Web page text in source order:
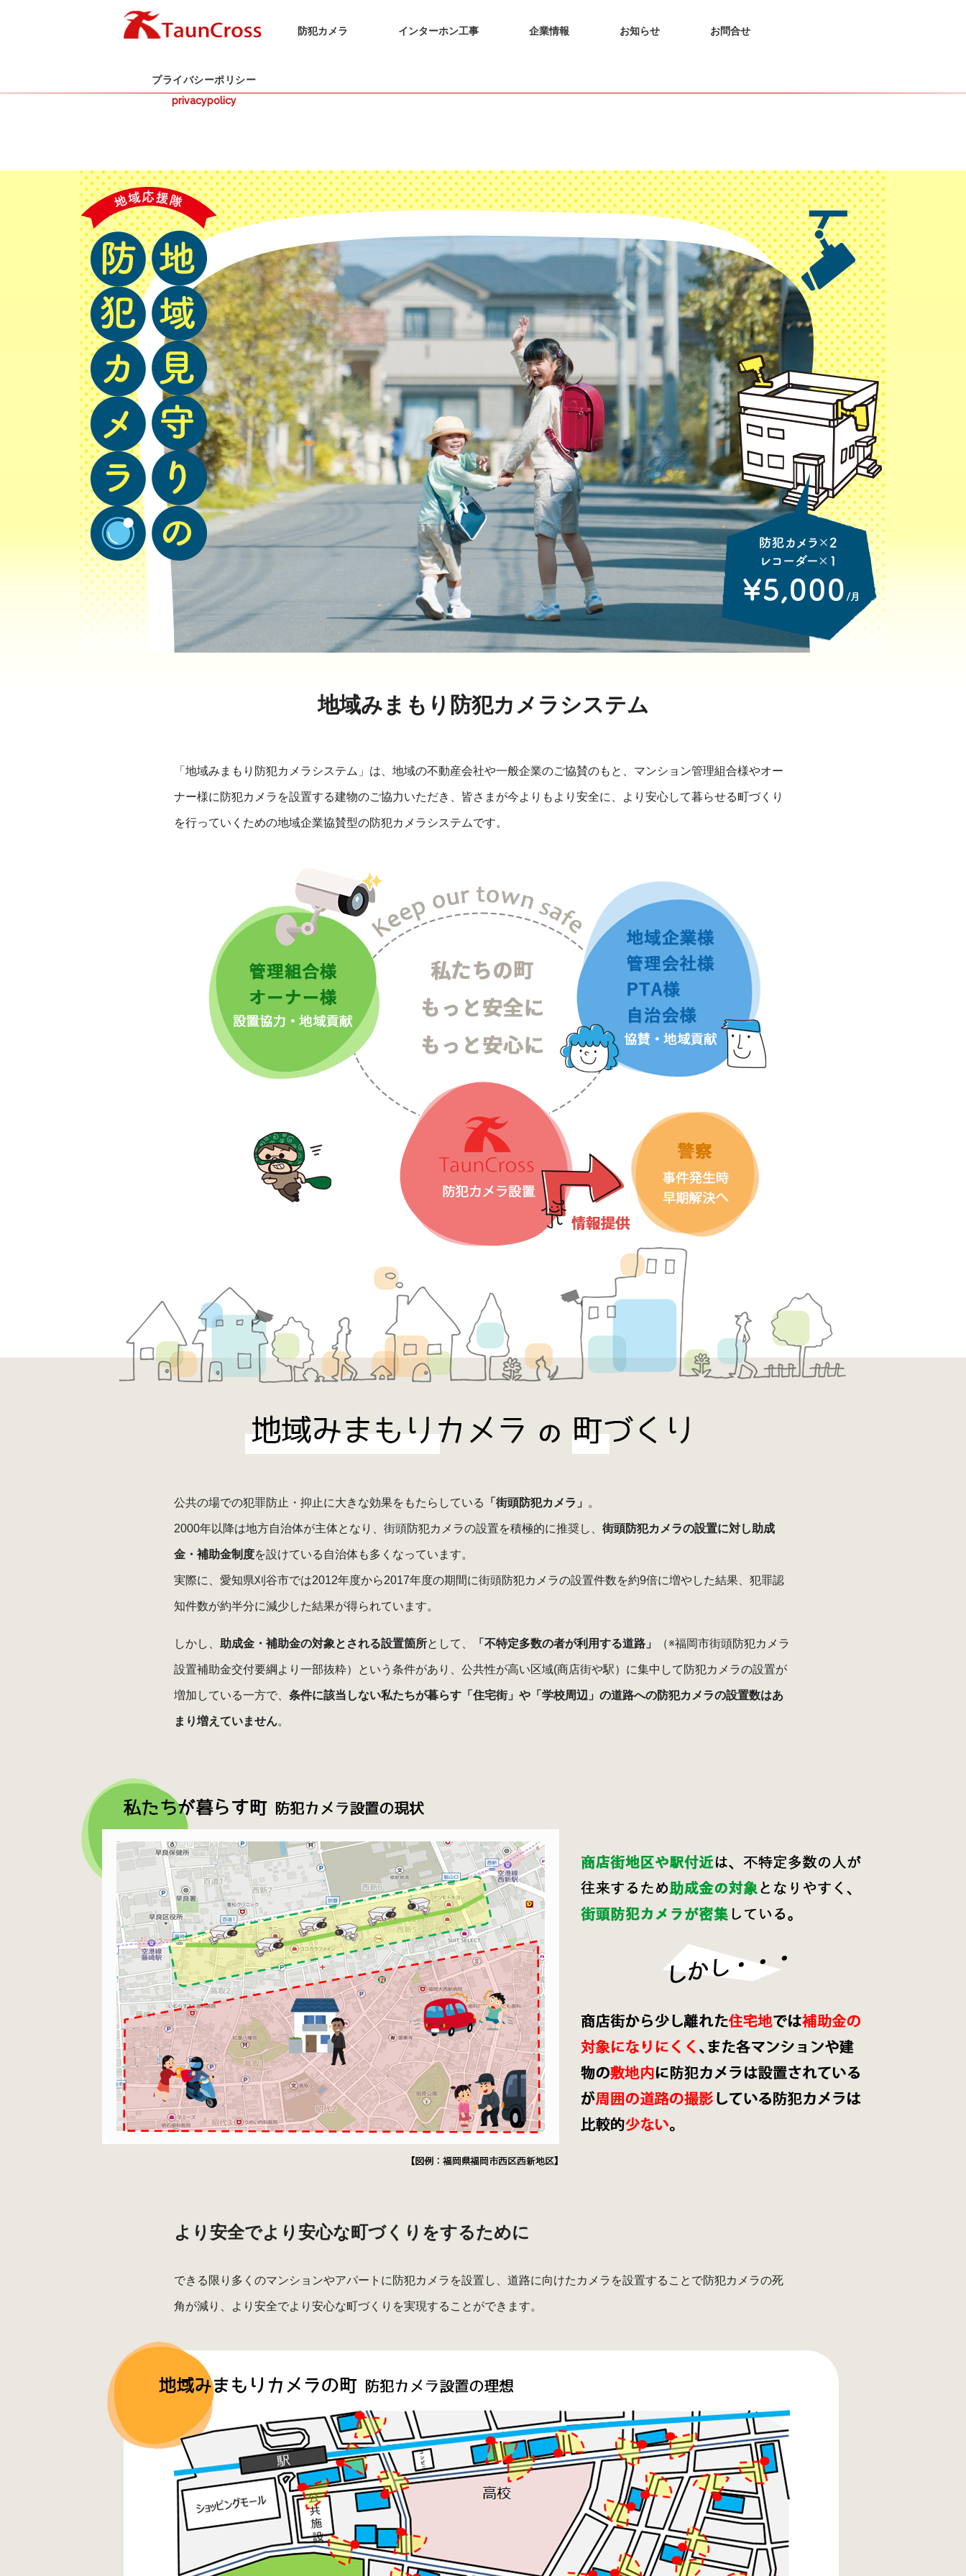
防犯カメラ インターホン工事 企業情報 お知らせ お問合せ
プライバシーポリシー
privacypolicy
地域みまもり防犯カメラシステム
「地域みまもり防犯カメラシステム」は、地域の不動産会社や一般企業のご協賛のもと、マンション管理組合様やオー
ナー様に防犯カメラを設置する建物のご協力いただき、皆さまが今よりもより安全に、より安心して暮らせる町づくり
を行っていくための地域企業協賛型の防犯カメラシステムです。
公共の場での犯罪防止・抑止に大きな効果をもたらしている 「街頭防犯カメラ」 。
2000年以降は地方自治体が主体となり、街頭防犯カメラの設置を積極的に推奨し、 街頭防犯カメラの設置に対し助成
金・補助金制度を設けている自治体も多くなっています。
実際に、愛知県刈谷市では2012年度から2017年度の期間に街頭防犯カメラの設置件数を約9倍に増やした結果、犯罪認
知件数が約半分に減少した結果が得られています。
しかし、 助成金・補助金の対象とされる設置箇所として、 「不特定多数の者が利用する道路」 （※福岡市街頭防犯カメラ
設置補助金交付要綱より一部抜粋）という条件があり、公共性が高い区域(商店街や駅）に集中して防犯カメラの設置が
増加している一方で、 条件に該当しない私たちが暮らす「住宅街」や「学校周辺」の道路への防犯カメラの設置数はあ
まり増えていません。
より安全でより安心な町づくりをするために
できる限り多くのマンションやアパートに防犯カメラを設置し、道路に向けたカメラを設置することで防犯カメラの死
角が減り、より安全でより安心な町づくりを実現することができます。